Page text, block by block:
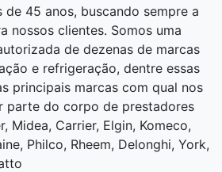
de 45 anos, buscando sempre a
nossos clientes. Somos uma
de dezenas de marcas
e refrigeração, dentre essas
principais marcas com qual nos
parte do corpo de prestadores
Midea, Carrier, Elgin, Komeco,
Philco, Rheem, Delonghi, York,